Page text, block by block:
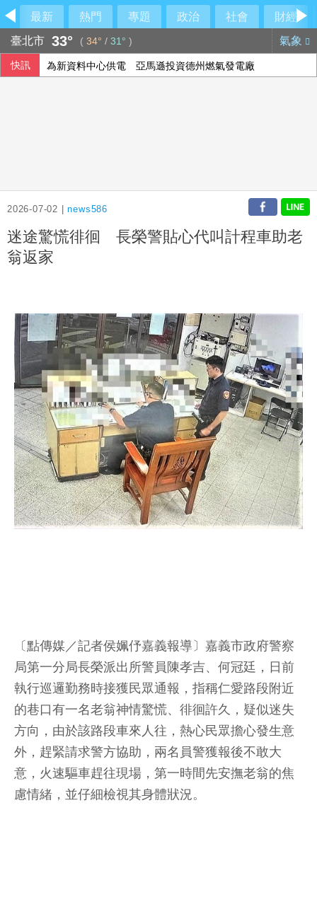
最新 熱門 專題 政治 社會
財經
臺北市 33° ( 34° / 31° ) 氣象
快訊 為新資料中心供電 亞馬遜投資德州燃氣發電廠
2026-07-02 |news586
迷途驚慌徘徊 長榮警貼心代叫計程車助老
翁返家
〔點傳媒／記者侯姵伃嘉義報導〕嘉義市政府警察
局第一分局長榮派出所警員陳孝吉、何冠廷，日前
執行巡邏勤務時接獲民眾通報，指稱仁愛路段附近
的巷口有一名老翁神情驚慌、徘徊許久，疑似迷失
方向，由於該路段車來人往，熱心民眾擔心發生意
外，趕緊請求警方協助，兩名員警獲報後不敢大
意，火速驅車趕往現場，第一時間先安撫老翁的焦
慮情緒，並仔細檢視其身體狀況。